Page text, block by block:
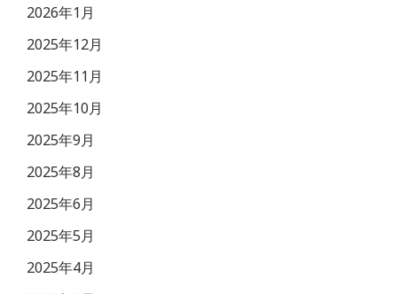
2026年1月
2025年12月
2025年11月
2025年10月
2025年9月
2025年8月
2025年6月
2025年5月
2025年4月